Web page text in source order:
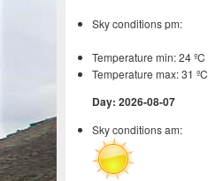
Sky conditions pm:
Temperature min: 24 ºC
Temperature max: 31 ºC
Day: 2026-08-07
Sky conditions am: